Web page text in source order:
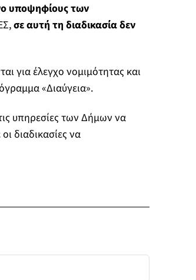
υποψηφίους των
σε αυτή τη διαδικασία δεν
για έλεγχο νομιμότητας και
«Διαύγεια».
υπηρεσίες των Δήμων να
διαδικασίες να